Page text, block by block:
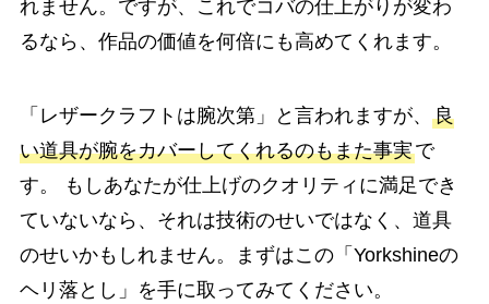
れません。ですが、これでコバの仕上がりが変わ
るなら、作品の価値を何倍にも高めてくれます。
「レザークラフトは腕次第」と言われますが、 良
い道具が腕をカバーしてくれるのもまた事実で
す。 もしあなたが仕上げのクオリティに満足でき
ていないなら、それは技術のせいではなく、道具
のせいかもしれません。まずはこの「Yorkshineの
ヘリ落とし」を手に取ってみてください。